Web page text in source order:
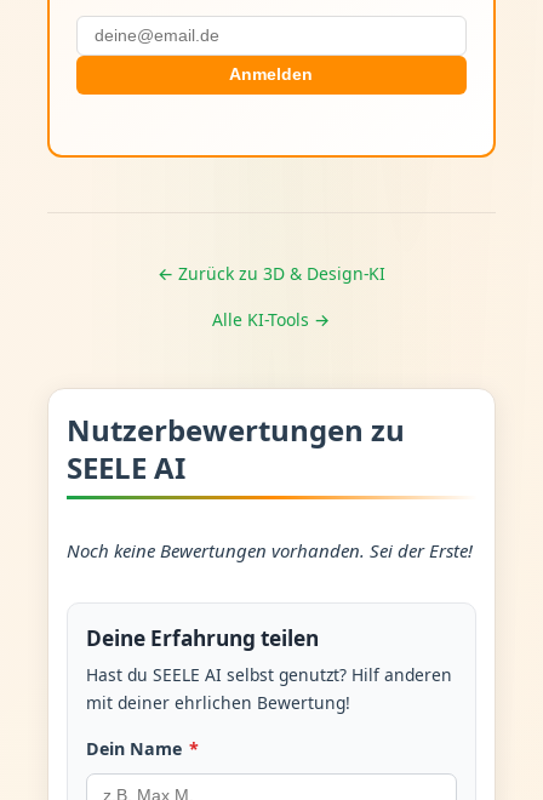
Anmelden
← Zurück zu 3D & Design-KI
Alle KI-Tools →
Nutzerbewertungen zu
SEELE AI
Noch keine Bewertungen vorhanden. Sei der Erste!
Deine Erfahrung teilen
Hast du SEELE AI selbst genutzt? Hilf anderen
mit deiner ehrlichen Bewertung!
Dein Name *